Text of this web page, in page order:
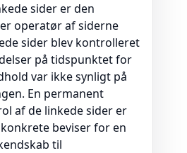
sider er den
operatør af siderne
sider blev kontrolleret
på tidspunktet for
var ikke synligt på
En permanent
af de linkede sider er
beviser for en
til